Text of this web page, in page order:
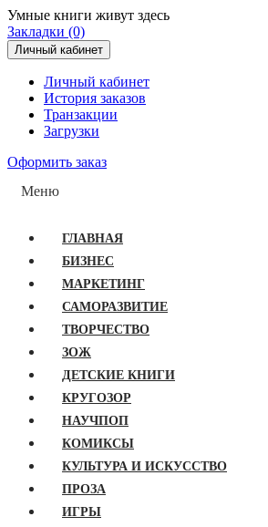
Умные книги живут здесь
Закладки (0)
Личный кабинет
Личный кабинет
История заказов
Транзакции
Загрузки
Оформить заказ
Меню
ГЛАВНАЯ
БИЗНЕС
МАРКЕТИНГ
САМОРАЗВИТИЕ
ТВОРЧЕСТВО
ЗОЖ
ДЕТСКИЕ КНИГИ
КРУГОЗОР
НАУЧПОП
КОМИКСЫ
КУЛЬТУРА И ИСКУССТВО
ПРОЗА
ИГРЫ